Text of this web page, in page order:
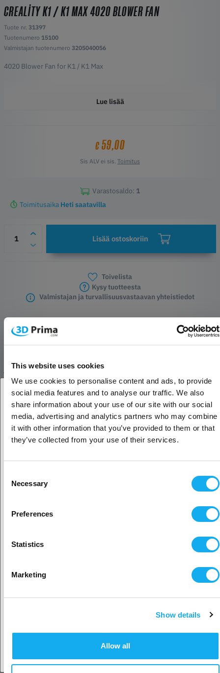
This website uses cookies
We use cookies to personalise content and ads, to provide
social media features and to analyse our traffic. We also
share information about your use of our site with our social
media, advertising and analytics partners who may combine
it with other information that you’ve provided to them or that
they’ve collected from your use of their services.
Selection
Necessary
Preferences
Statistics
Marketing
Show details
Allow all
CREALITY K1 / K1 MAX 4020 BLOWER FAN
Tuote nr. 31397
Tuotenumero 15100
Valmistajan tuotenumero 3205040056
4020 Blower Fan for K1 / K1 Max
Lue lisää
€59,00
Sis ALV ei sis. Toimitus
Varastosaldo: 1
Toimitusaika Heti saatavilla
Lisää ostoskoriin
Toivelista
Kysy tuotteesta
Valmistajan ja turvallisuusvastaavan yhteistiedot
TUOTEKUVAUS
Compatible with: K1 & K1 Max
ARVOSTELUT
Oletko yritys- vai yksityisasiakas?
Yritysasiakas